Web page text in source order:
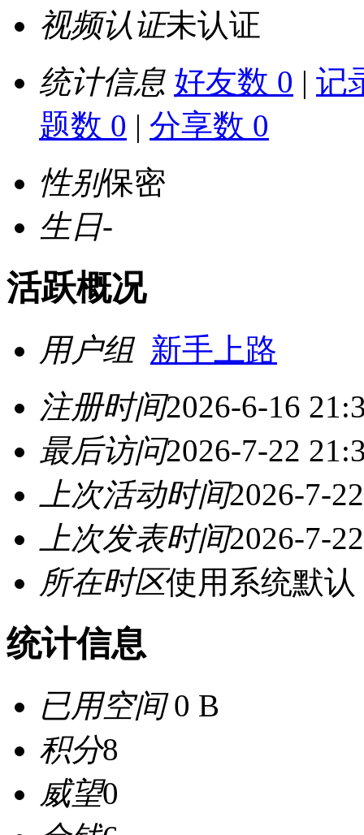
视频认证未认证
统计信息 好友数 0 | 记
题数 0 | 分享数 0
性别保密
生日-
活跃概况
用户组 新手上路
注册时间2026-6-16
最后访问2026-7-22
上次活动时间2026-7-
上次发表时间2026-7-
所在时区使用系统默认
统计信息
已用空间0 B
积分8
威望0